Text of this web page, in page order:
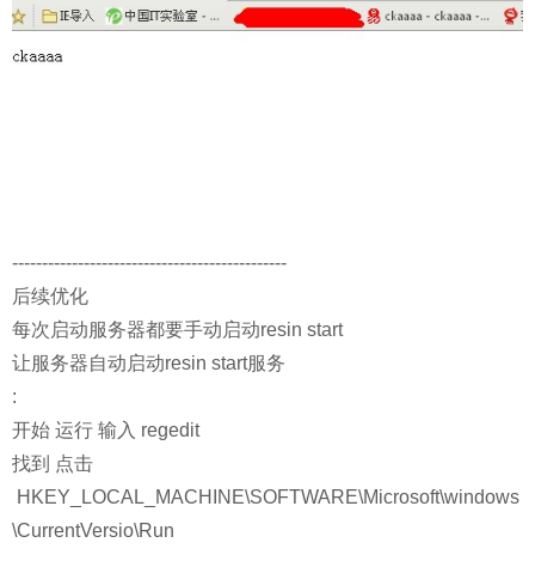
----------------------------------------------
后续优化
每次启动服务器都要手动启动resin start
让服务器自动启动resin start服务
:
开始 运行 输入 regedit
找到 点击
HKEY_LOCAL_MACHINE\SOFTWARE\Microsoft\windows
\CurrentVersio\Run